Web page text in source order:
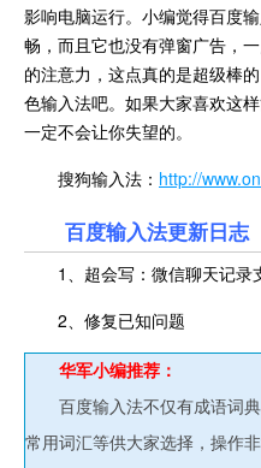
影响电脑运行。小编觉得百度
畅，而且它也没有弹窗广告，
的注意力，这点真的是超级棒
色输入法吧。如果大家喜欢这
一定不会让你失望的。
搜狗输入法： http://
百度输入法更新日志
1、超会写：微信聊天记录
2、修复已知问题
华军小编推荐：
百度输入法不仅有成语词
常用词汇等供大家选择，操作